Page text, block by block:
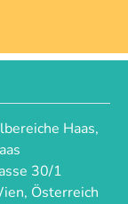
Haas,
30/1
Österreich